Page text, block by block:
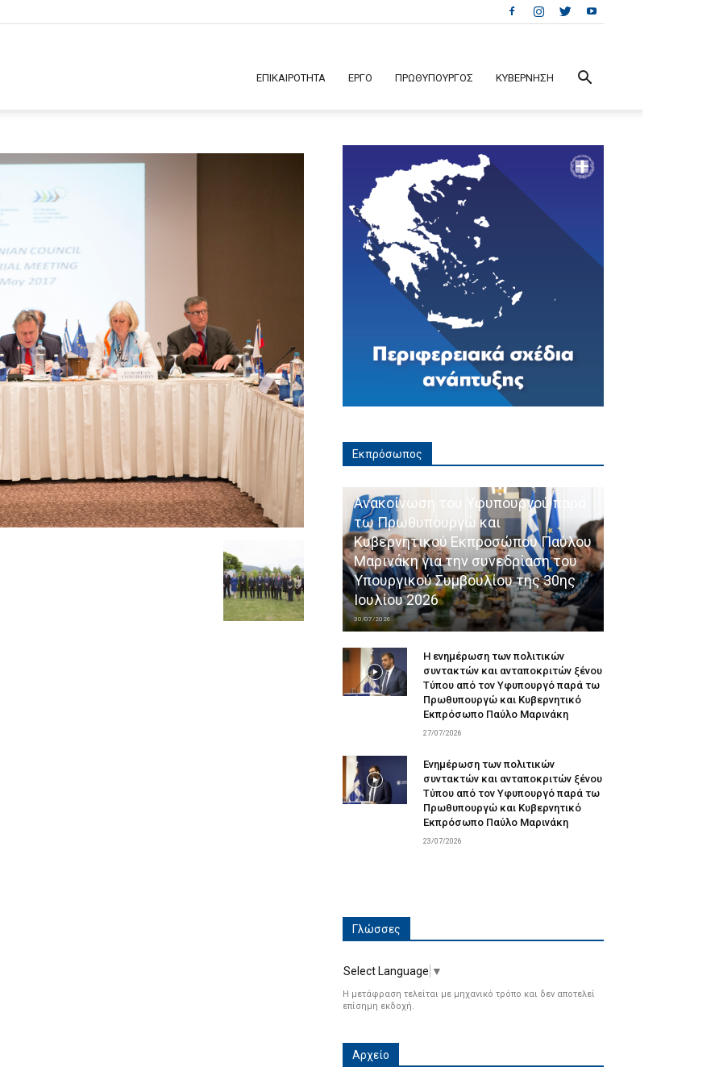
ΕΠΙΚΑΙΡΟΤΗΤΑ ΕΡΓΟ ΠΡΩΘΥΠΟΥΡΓΟΣ ΚΥΒΕΡΝΗΣΗ
Εκπρόσωπος
Ανακοίνωση του Υφυπουργού παρά
τω Πρωθυπουργώ και
Κυβερνητικού Εκπροσώπου Παύλου
Μαρινάκη για την συνεδρίαση του
Υπουργικού Συμβουλίου της 30ης
Ιουλίου 2026
30/07/2026
Η ενημέρωση των πολιτικών
συντακτών και ανταποκριτών ξένου
Τύπου από τον Υφυπουργό παρά τω
Πρωθυπουργώ και Κυβερνητικό
Εκπρόσωπο Παύλο Μαρινάκη
27/07/2026
Ενημέρωση των πολιτικών
συντακτών και ανταποκριτών ξένου
Τύπου από τον Υφυπουργό παρά τω
Πρωθυπουργώ και Κυβερνητικό
Εκπρόσωπο Παύλο Μαρινάκη
23/07/2026
Γλώσσες
Select Language ▼
Η μετάφραση τελείται με μηχανικό τρόπο και δεν αποτελεί
επίσημη εκδοχή.
Αρχείο